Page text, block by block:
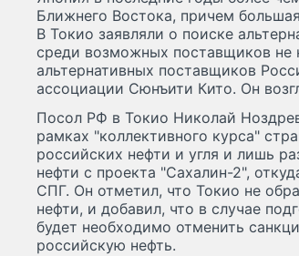
Ближнего Востока, причем
В Токио заявляли о поиске
среди возможных поставщиков
альтернативных поставщиков
ассоциации Сюнъити Кито. Он
Посол РФ в Токио Николай
рамках "коллективного курса"
российских нефти и угля и лишь
нефти с проекта "Сахалин-2",
СПГ. Он отметил, что Токио не
нефти, и добавил, что в случае
будет необходимо отменить
российскую нефть.